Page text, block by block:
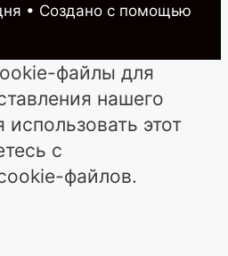
• Создано с помощью
файлы для
нашего
этот
с
файлов.